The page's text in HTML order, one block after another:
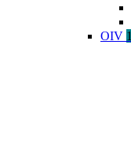
OIV 1